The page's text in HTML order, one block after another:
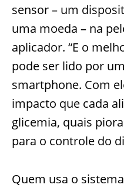
sensor – um
uma moeda – na pe
aplicador. “E o
pode ser lido por
smartphone. Com
impacto que cada
glicemia, quais
para o controle do
Quem usa o